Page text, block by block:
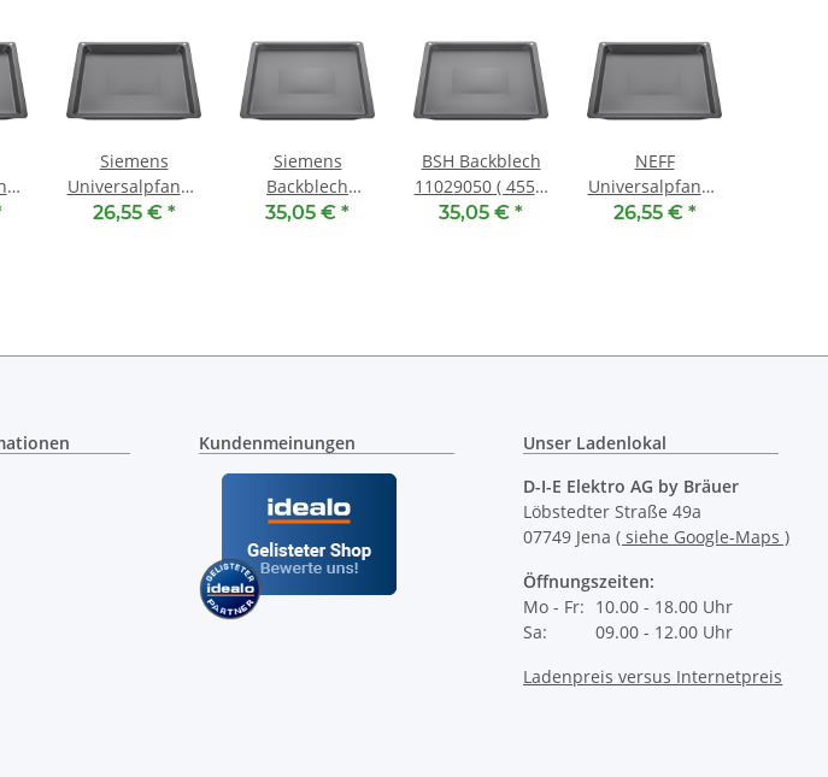
Siemens
Universalpfanne
HZ632070 ( 455
26,55 € *
Siemens
Backblech
HZ631070 ( 455
35,05 € *
BSH Backblech
11029050 ( 455 x
375 x 30 mm )
35,05 € *
NEFF
Universalpfanne
emailliert
26,55 € *
Kundenmeinungen
Unser Ladenlokal
D-I-E Elektro AG by Bräuer
Löbstedter Straße 49a
07749 Jena( siehe Google-Maps )
Öffnungszeiten:
Mo - Fr: 10.00 - 18.00 Uhr
Sa:
09.00 - 12.00 Uhr
Ladenpreis versus Internetpreis